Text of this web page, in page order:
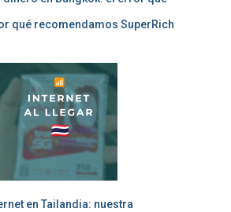
qué recomendamos SuperRich
en Tailandia: nuestra